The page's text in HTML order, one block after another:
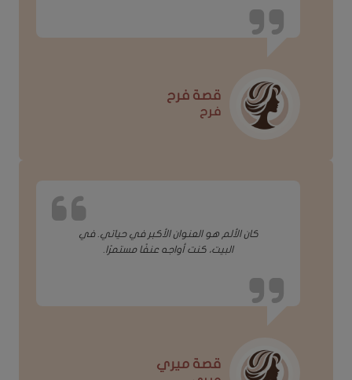
قصة فرح
فرح
كان الألم هو العنوان الأكبر في حياتي. في
البيت، كنت أواجه عنفًا مستمرًا.
قصة ميري